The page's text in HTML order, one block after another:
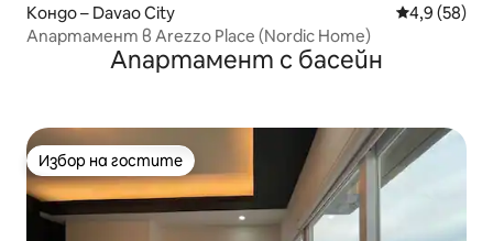
Кондо – Davao City Средна
4,9 (58)
Апартамент в Arezzo Place (Nordic Home)
Апартамент с басейн
Избор на гостите
Избор на гостите